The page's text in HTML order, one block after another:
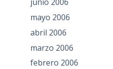
mayo 2006
abril 2006
marzo 2006
febrero 2006